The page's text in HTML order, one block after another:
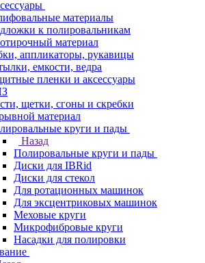
материалы
к полировальникам
материал
аппликаторы, рукавицы
емкости, ведра
пленки и аксессуары
щетки, сгоны и скребки
материал
круги и пады
Назад
Полировальные круги и пады
Диски для IBRid
Диски для стекол
Для ротационных машинок
Для эксцентриковых машинок
Меховые круги
Микрофибровые круги
Насадки для полировки